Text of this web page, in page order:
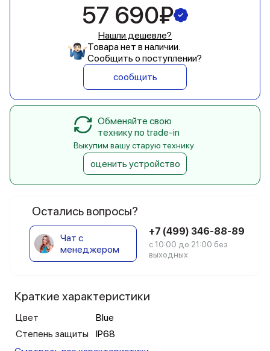
Остались вопросы?
Чат с
менеджером
+7 (499) 346-88-89
с 10:00 до 21:00 без
выходных
Краткие характеристики
Цвет
Blue
Степень защиты
IP68
57 690₽
Нашли дешевле?
Товара нет в наличии.
Сообщить о поступлении?
сообщить
Обменяйте свою
технику по trade-in
Выкупим вашу старую технику
оценить устройство